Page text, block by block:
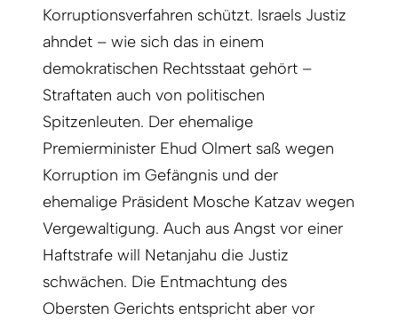
Korruptionsverfahren schützt. Israels Justiz
ahndet – wie sich das in einem
demokratischen Rechtsstaat gehört –
Straftaten auch von politischen
Spitzenleuten. Der ehemalige
Premierminister Ehud Olmert saß wegen
Korruption im Gefängnis und der
ehemalige Präsident Mosche Katzav wegen
Vergewaltigung. Auch aus Angst vor einer
Haftstrafe will Netanjahu die Justiz
schwächen. Die Entmachtung des
Obersten Gerichts entspricht aber vor